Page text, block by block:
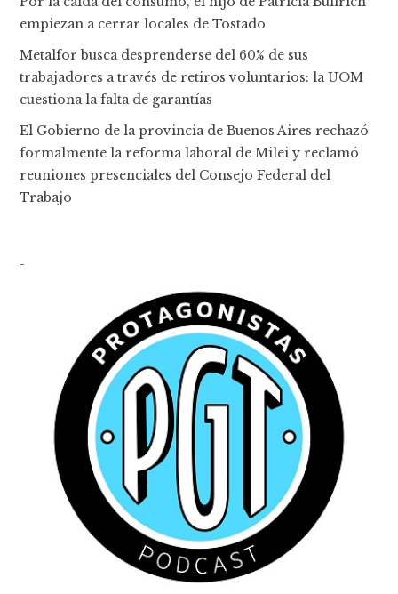
empiezan a cerrar locales de Tostado
Metalfor busca desprenderse del 60% de sus
trabajadores a través de retiros voluntarios: la UOM
cuestiona la falta de garantías
El Gobierno de la provincia de Buenos Aires rechazó
formalmente la reforma laboral de Milei y reclamó
reuniones presenciales del Consejo Federal del
Trabajo
-